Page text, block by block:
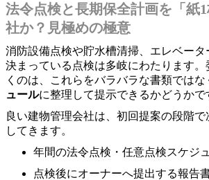
法令点検と長期保全計画を「紙
社か？見極めの極意
消防設備点検や貯水槽清掃、エレベー
決まっている点検は多岐にわたります
くのは、これらをバラバラな書類ではな
ュールに整理して提示できるかどうかで
良い建物管理会社は、初回提案の段階
してきます。
年間の法令点検・任意点検スケジ
点検後にオーナーへ提出する報告